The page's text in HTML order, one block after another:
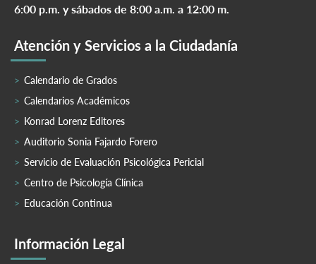
6:00 p.m. y sábados de 8:00 a.m. a 12:00 m.
Atención y Servicios a la Ciudadanía
Calendario de Grados
Calendarios Académicos
Konrad Lorenz Editores
Auditorio Sonia Fajardo Forero
Servicio de Evaluación Psicológica Pericial
Centro de Psicología Clínica
Educación Continua
Información Legal